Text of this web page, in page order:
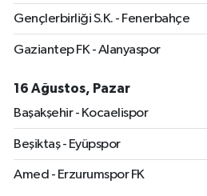
Gençlerbirliği S.K. - Fenerbahçe
Gaziantep FK - Alanyaspor
16 Ağustos, Pazar
Başakşehir - Kocaelispor
Beşiktaş - Eyüpspor
Amed - Erzurumspor FK